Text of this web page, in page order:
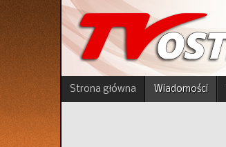
Strona główna Wiadomości